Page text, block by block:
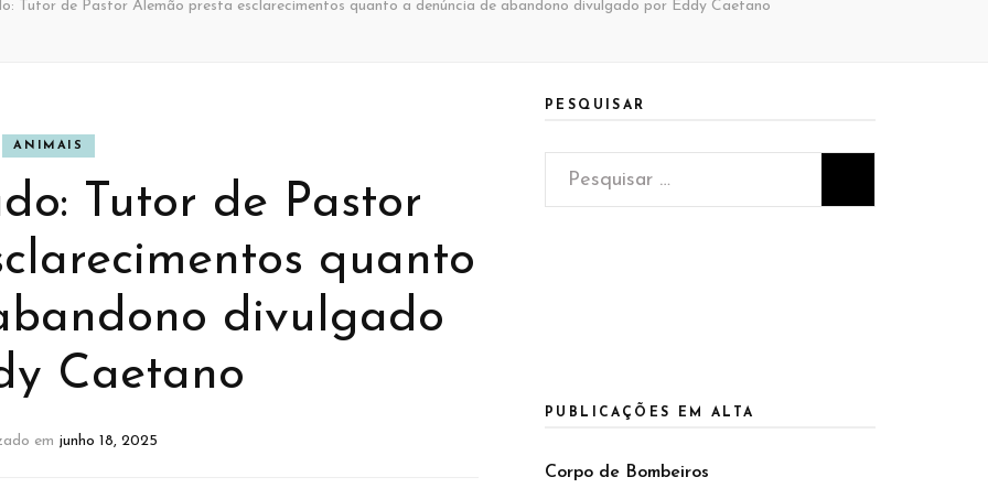
Tutor de Pastor Alemão presta esclarecimentos quanto a denúncia de abandono divulgado por Eddy Caetano
ANIMAIS
Tutor de Pastor
quanto
divulgado
Caetano
em junho 18, 2025
PESQUISAR
Pesquisar
por:
PUBLICAÇÕES EM ALTA
Corpo de Bombeiros